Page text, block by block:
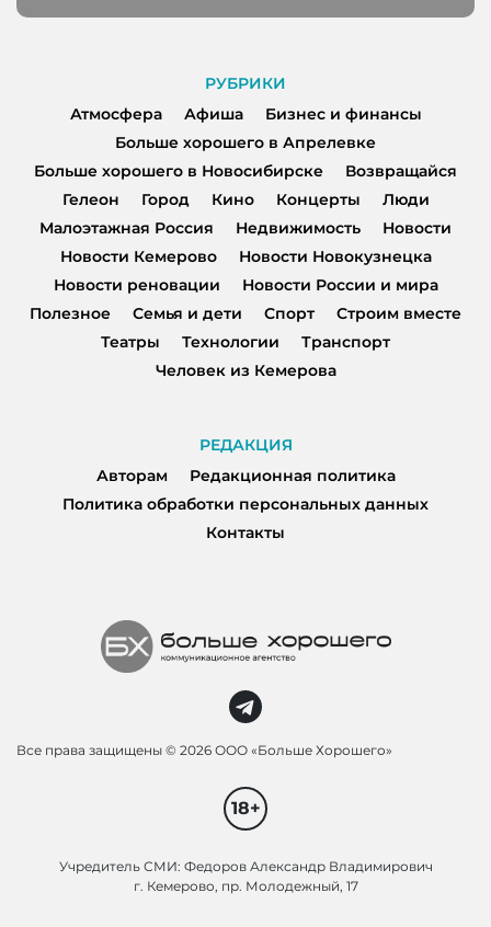
РУБРИКИ
Атмосфера
Афиша
Бизнес и финансы
Больше хорошего в Апрелевке
Больше хорошего в Новосибирске
Возвращайся
Гелеон
Город Кино Концерты
Люди
Малоэтажная Россия
Недвижимость
Новости
Новости Кемерово
Новости Новокузнецка
Новости реновации
Новости России и мира
Полезное
Семья и дети Спорт
Строим вместе
Театры
Технологии
Транспорт
Человек из Кемерова
РЕДАКЦИЯ
Авторам
Редакционная политика
Политика обработки персональных данных
Контакты
Все права защищены © 2026 ООО «Больше Хорошего»
18+
Учредитель СМИ: Федоров Александр Владимирович
г. Кемерово, пр. Молодежный, 17